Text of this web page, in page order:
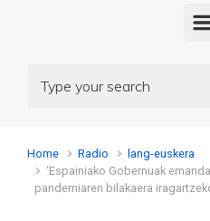
Home Radio
lang-euskera
‘Espainiako Gobernuak
pandemiaren bilakaera